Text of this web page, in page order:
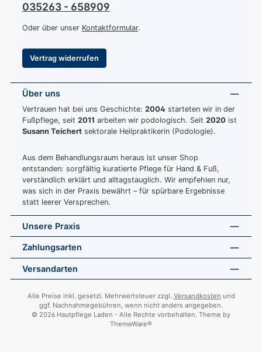
035263 - 658909
Oder über unser Kontaktformular.
Vertrag widerrufen
Über uns
Vertrauen hat bei uns Geschichte: 2004 starteten wir in der
Fußpflege, seit 2011 arbeiten wir podologisch. Seit 2020 ist
Susann Teichert sektorale Heilpraktikerin (Podologie).
Aus dem Behandlungsraum heraus ist unser Shop
entstanden: sorgfältig kuratierte Pflege für Hand & Fuß,
verständlich erklärt und alltagstauglich. Wir empfehlen nur,
was sich in der Praxis bewährt – für spürbare Ergebnisse
statt leerer Versprechen.
Unsere Praxis
Zahlungsarten
Versandarten
Alle Preise inkl. gesetzl. Mehrwertsteuer zzgl. Versandkosten und
ggf. Nachnahmegebühren, wenn nicht anders angegeben.
© 2026 Hautpflege Laden - Alle Rechte vorbehalten. Theme by
ThemeWare®